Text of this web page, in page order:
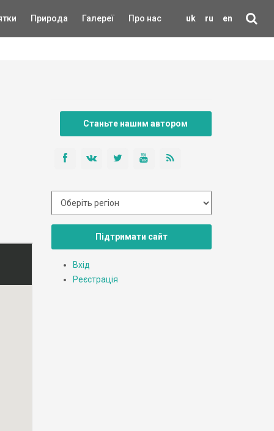
uk ru en
Природа Галереї Про нас
Станьте нашим автором
Підтримати сайт
Вхід
Реєстрація